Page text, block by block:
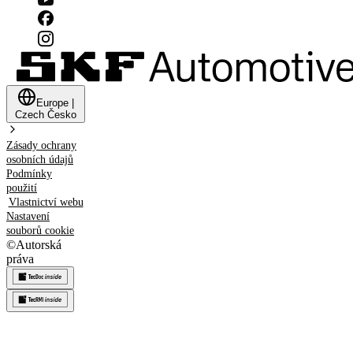
Europe
Czech Česko
Zásady ochrany
osobních údajů
Podmínky
použití
Vlastnictví webu
Nastavení
souborů cookie
©Autorská
práva